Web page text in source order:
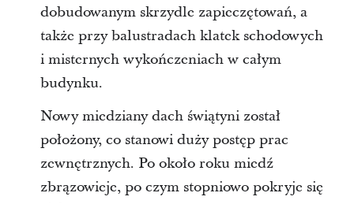
dobudowanym skrzydle zapieczętowań, a
także przy balustradach klatek schodowych
i misternych wykończeniach w całym
budynku.
Nowy miedziany dach świątyni został
położony, co stanowi duży postęp prac
zewnętrznych. Po około roku miedź
zbrązowieje, po czym stopniowo pokryje się